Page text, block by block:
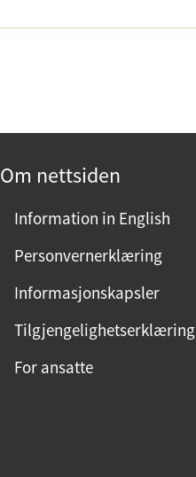
Om nettsiden
Information in English
Personvernerklæring
Informasjonskapsler
Tilgjengelighetserklæring
For ansatte